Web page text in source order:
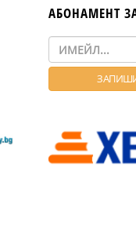
АБОНАМЕНТ